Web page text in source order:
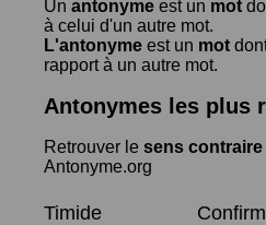
Un antonyme est un mot
à celui d'un autre mot.
L'antonyme est un mot
rapport à un autre mot.
Antonymes les plus
Retrouver le sens contraire
Antonyme.org
Timide